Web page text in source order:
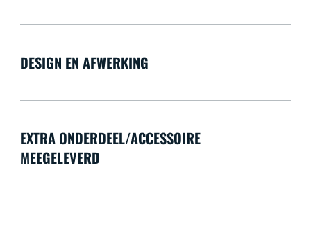
DESIGN EN AFWERKING
EXTRA ONDERDEEL/ACCESSOIRE
MEEGELEVERD